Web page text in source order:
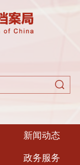
新闻动态
政务服务